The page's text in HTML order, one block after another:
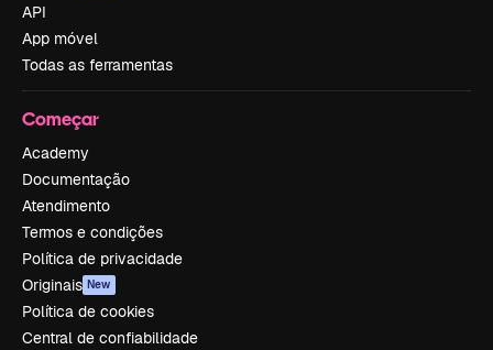
API
App móvel
Todas as ferramentas
Começar
Academy
Documentação
Atendimento
Termos e condições
Política de privacidade
Originais New
Política de cookies
Central de confiabilidade